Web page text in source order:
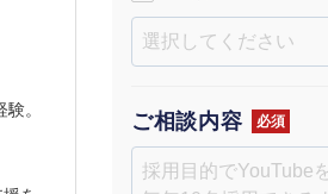
。
ご相談内容 必須